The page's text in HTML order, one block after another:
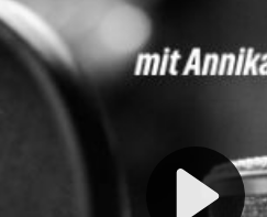
Play
Video